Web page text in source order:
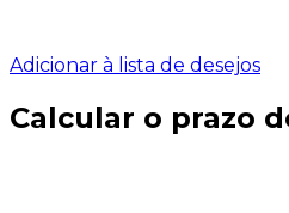
Adicionar à lista de desejos
Calcular o prazo